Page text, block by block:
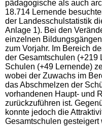
pädagogische als auch
18.714 Lernende
der Landesschulstatistik
Anlage 1). Bei den
einzelnen
zum Vorjahr. Im Bereich
der Gesamtschulen (+219
Schulen (+49 Lernende)
wobei der Zuwachs im
das Abschmelzen der
vorhandenen Haupt- und
zurückzuführen ist.
konnte jedoch die
Gesamtschulen